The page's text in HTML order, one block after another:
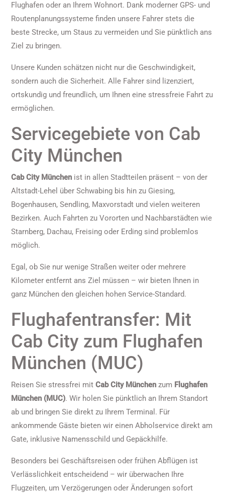
Flughafen oder an Ihrem Wohnort. Dank moderner GPS- und
Routenplanungssysteme finden unsere Fahrer stets die
beste Strecke, um Staus zu vermeiden und Sie pünktlich ans
Ziel zu bringen.
Unsere Kunden schätzen nicht nur die Geschwindigkeit,
sondern auch die Sicherheit. Alle Fahrer sind lizenziert,
ortskundig und freundlich, um Ihnen eine stressfreie Fahrt zu
ermöglichen.
Servicegebiete von Cab
City München
Cab City München ist in allen Stadtteilen präsent – von der
Altstadt-Lehel über Schwabing bis hin zu Giesing,
Bogenhausen, Sendling, Maxvorstadt und vielen weiteren
Bezirken. Auch Fahrten zu Vororten und Nachbarstädten wie
Starnberg, Dachau, Freising oder Erding sind problemlos
möglich.
Egal, ob Sie nur wenige Straßen weiter oder mehrere
Kilometer entfernt ans Ziel müssen – wir bieten Ihnen in
ganz München den gleichen hohen Service-Standard.
Flughafentransfer: Mit
Cab City zum Flughafen
München (MUC)
Reisen Sie stressfrei mit Cab City München zum Flughafen
München (MUC). Wir holen Sie pünktlich an Ihrem Standort
ab und bringen Sie direkt zu Ihrem Terminal. Für
ankommende Gäste bieten wir einen Abholservice direkt am
Gate, inklusive Namensschild und Gepäckhilfe.
Besonders bei Geschäftsreisen oder frühen Abflügen ist
Verlässlichkeit entscheidend – wir überwachen Ihre
Flugzeiten, um Verzögerungen oder Änderungen sofort